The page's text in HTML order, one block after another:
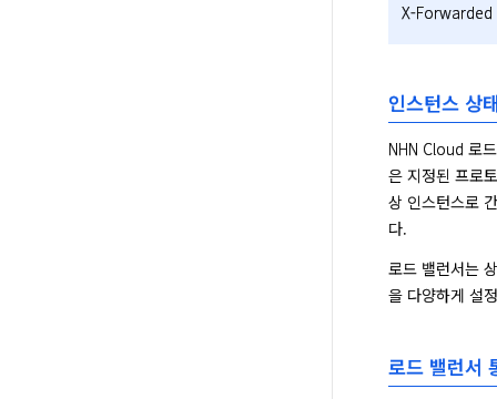
X-Forwarded
인스턴스 상
NHN Cloud 로
은 지정된 프로
상 인스턴스로
다.
로드 밸런서는
을 다양하게 설
로드 밸런서